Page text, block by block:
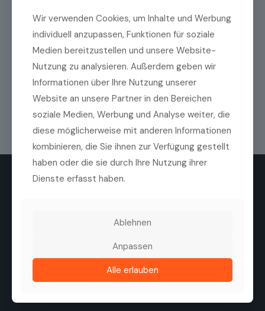
E-
Mail
eingeben
E-
bestätigen
Datenschutzrichtlinien
zur
Kenntnis genommen.
Die Medilas AG ist ein führender Anbieter von
hochwertigen ophthalmologischen Produkten,
Unternehmens ist es, die Sehqualität von Patienten zu
Wir verwenden Cookies, um Inhalte und Werbung
individuell anzupassen, Funktionen für soziale
Medien bereitzustellen und unsere Website-
Nutzung zu analysieren. Außerdem geben wir
Informationen über Ihre Nutzung unserer
Website an unsere Partner in den Bereichen
soziale Medien, Werbung und Analyse weiter, die
diese möglicherweise mit anderen Informationen
kombinieren, die Sie ihnen zur Verfügung gestellt
haben oder die sie durch Ihre Nutzung ihrer
Dienste erfasst haben.
Ablehnen
Anpassen
Alle erlauben